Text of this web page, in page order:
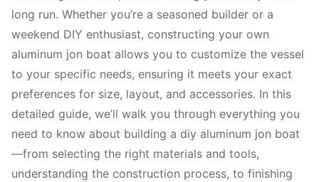
long run. Whether you’re a seasoned builder or a
weekend DIY enthusiast, constructing your own
aluminum jon boat allows you to customize the vessel
to your specific needs, ensuring it meets your exact
preferences for size, layout, and accessories. In this
detailed guide, we’ll walk you through everything you
need to know about building a diy aluminum jon boat
—from selecting the right materials and tools,
understanding the construction process, to finishing